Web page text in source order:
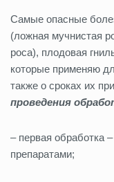
Самые опасные
(ложная мучнистая
роса), плодовая
которые применяю
также о сроках их
проведения
– первая обработка
препаратами;